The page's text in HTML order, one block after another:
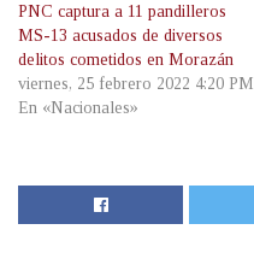
PNC captura a 11 pandilleros
MS-13 acusados de diversos
delitos cometidos en Morazán
viernes, 25 febrero 2022 4:20 PM
En «Nacionales»